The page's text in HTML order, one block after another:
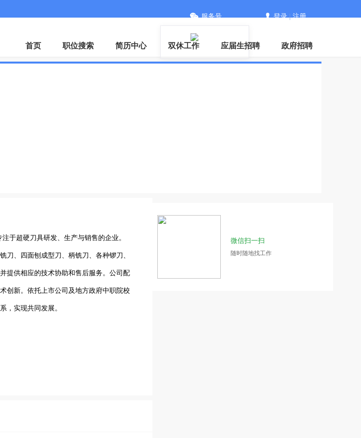
招聘会 下载APP
服务号 登录|注册
首页 职位搜索 简历中心 双休工作 应届生招聘 政府招聘
于超硬刀具研发、生产与销售的企业。
刀、四面刨成型刀、柄铣刀、各种锣刀、
提供相应的技术协助和售后服务。公司配
创新。依托上市公司及地方政府中职院校
，实现共同发展。
微信扫一扫
随时随地找工作